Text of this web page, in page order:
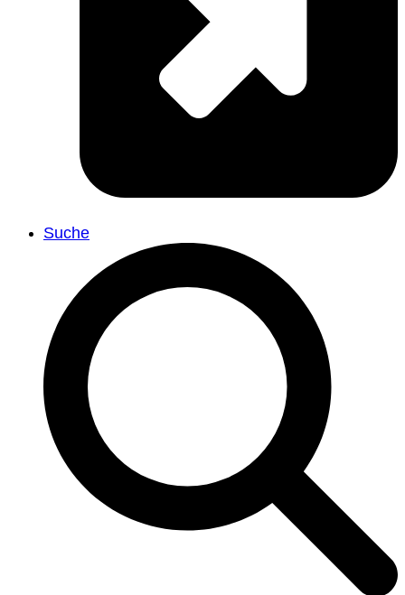
Suche